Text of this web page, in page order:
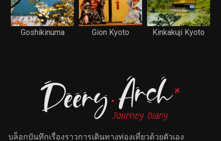
Goshikinuma Gion Kyoto Kinkakuji Kyoto
บล็อกบันทึกเรื่องราวการเดินทางท่องเที่ยวด้วยตัวเอง